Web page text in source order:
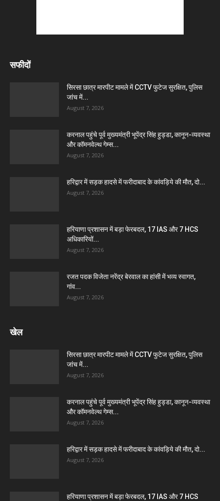
सफीदों
सिरसा छात्र मारपीट मामले में CCTV फुटेज सुरक्षित, पुलिस
जांच में...
August 7, 2026
करनाल पहुंचे पूर्व मुख्यमंत्री भूपेंद्र सिंह हुड्डा, कानून-व्यवस्था
और कॉमनवेल्थ गेम्स...
August 7, 2026
हरिद्वार में सड़क हादसे में फरीदाबाद के कांवड़िये की मौत, दो...
August 7, 2026
हरियाणा प्रशासन में बड़ा फेरबदल, 17 IAS और 7 HCS
अधिकारियों...
August 7, 2026
रजत पदक विजेता नरेंद्र बेरवाल का हांसी में भव्य स्वागत,
गांव...
August 7, 2026
खेल
सिरसा छात्र मारपीट मामले में CCTV फुटेज सुरक्षित, पुलिस
जांच में...
August 7, 2026
करनाल पहुंचे पूर्व मुख्यमंत्री भूपेंद्र सिंह हुड्डा, कानून-व्यवस्था
और कॉमनवेल्थ गेम्स...
August 7, 2026
हरिद्वार में सड़क हादसे में फरीदाबाद के कांवड़िये की मौत, दो...
August 7, 2026
हरियाणा प्रशासन में बड़ा फेरबदल, 17 IAS और 7 HCS